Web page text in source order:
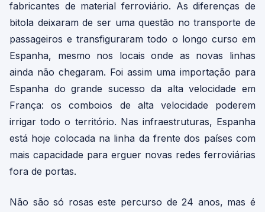
fabricantes de material ferroviário. As diferenças de
bitola deixaram de ser uma questão no transporte de
passageiros e transfiguraram todo o longo curso em
Espanha, mesmo nos locais onde as novas linhas
ainda não chegaram. Foi assim uma importação para
Espanha do grande sucesso da alta velocidade em
França: os comboios de alta velocidade poderem
irrigar todo o território. Nas infraestruturas, Espanha
está hoje colocada na linha da frente dos países com
mais capacidade para erguer novas redes ferroviárias
fora de portas.
Não são só rosas este percurso de 24 anos, mas é